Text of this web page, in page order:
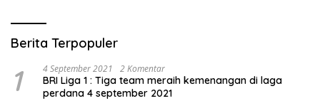
Berita Terpopuler
1 4 September 2021 2 Komentar
BRI Liga 1 : Tiga team meraih kemenangan di laga
perdana 4 september 2021